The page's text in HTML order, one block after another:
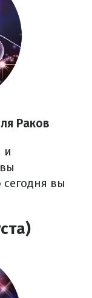
Раков
и
вы